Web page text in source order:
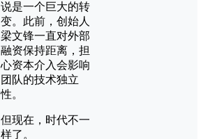
说是一个巨大的转
变。此前，创始人
梁文锋一直对外部
融资保持距离，担
心资本介入会影响
团队的技术独立
性。
但现在，时代不一
样了。